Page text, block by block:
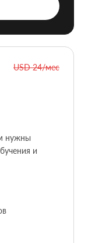
USD 24/мес
нужны
и